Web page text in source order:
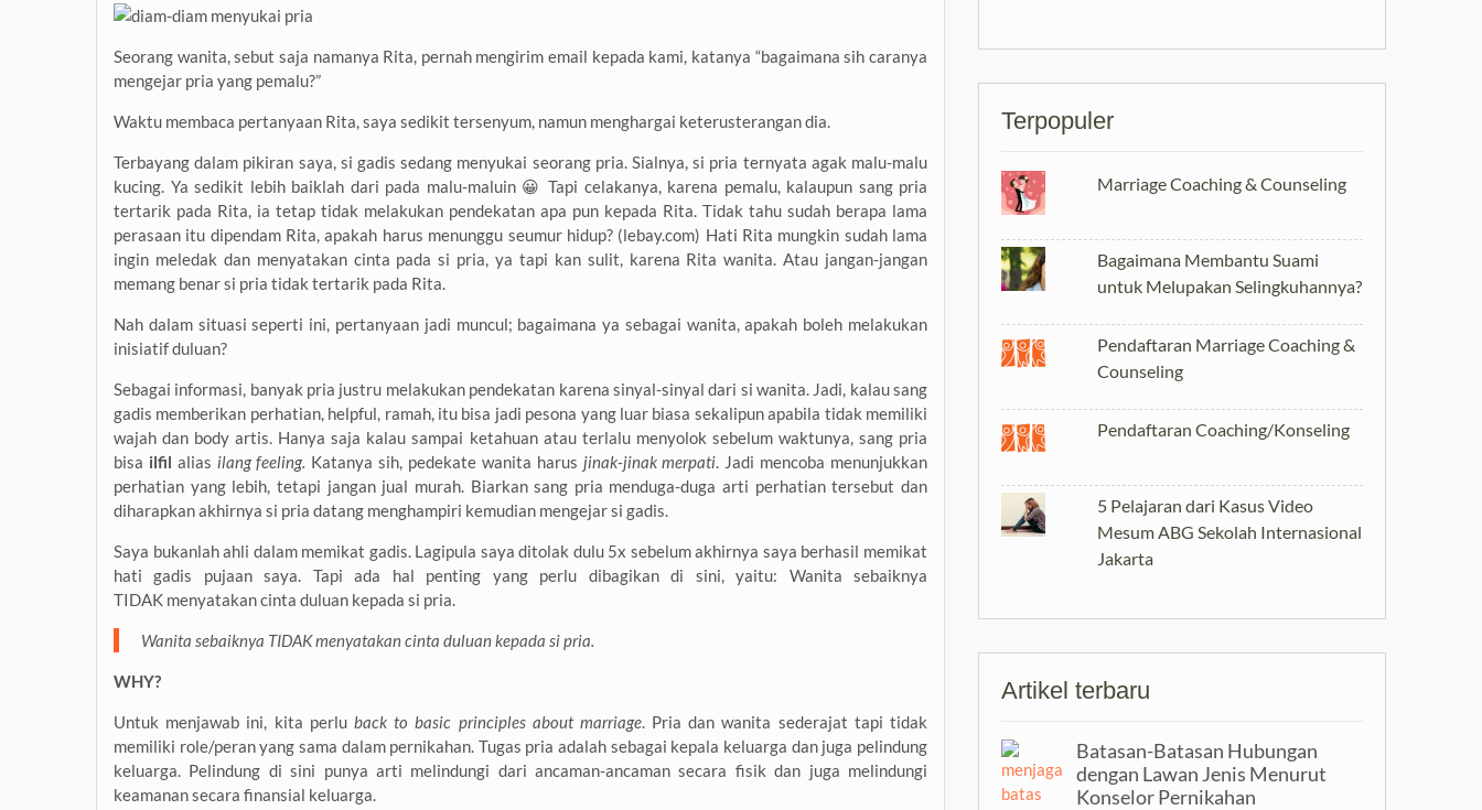
Seorang wanita, sebut saja namanya Rita, pernah mengirim email kepada kami, katanya “bagaimana sih caranya
mengejar pria yang pemalu?”
Waktu membaca pertanyaan Rita, saya sedikit tersenyum, namun menghargai keterusterangan dia.
Terbayang dalam pikiran saya, si gadis sedang menyukai seorang pria. Sialnya, si pria ternyata agak malu-malu
kucing. Ya sedikit lebih baiklah dari pada malu-maluin 😀 Tapi celakanya, karena pemalu, kalaupun sang pria
tertarik pada Rita, ia tetap tidak melakukan pendekatan apa pun kepada Rita. Tidak tahu sudah berapa lama
perasaan itu dipendam Rita, apakah harus menunggu seumur hidup? (lebay.com) Hati Rita mungkin sudah lama
ingin meledak dan menyatakan cinta pada si pria, ya tapi kan sulit, karena Rita wanita. Atau jangan-jangan
memang benar si pria tidak tertarik pada Rita.
Nah dalam situasi seperti ini, pertanyaan jadi muncul; bagaimana ya sebagai wanita, apakah boleh melakukan
inisiatif duluan?
Sebagai informasi, banyak pria justru melakukan pendekatan karena sinyal-sinyal dari si wanita. Jadi, kalau sang
gadis memberikan perhatian, helpful, ramah, itu bisa jadi pesona yang luar biasa sekalipun apabila tidak memiliki
wajah dan body artis. Hanya saja kalau sampai ketahuan atau terlalu menyolok sebelum waktunya, sang pria
bisa ilfil alias ilang feeling. Katanya sih, pedekate wanita harus jinak-jinak merpati. Jadi mencoba menunjukkan
perhatian yang lebih, tetapi jangan jual murah. Biarkan sang pria menduga-duga arti perhatian tersebut dan
diharapkan akhirnya si pria datang menghampiri kemudian mengejar si gadis.
Saya bukanlah ahli dalam memikat gadis. Lagipula saya ditolak dulu 5x sebelum akhirnya saya berhasil memikat
hati gadis pujaan saya. Tapi ada hal penting yang perlu dibagikan di sini, yaitu: Wanita sebaiknya
TIDAK menyatakan cinta duluan kepada si pria.
Wanita sebaiknya TIDAK menyatakan cinta duluan kepada si pria.
WHY?
Untuk menjawab ini, kita perlu back to basic principles about marriage. Pria dan wanita sederajat tapi tidak
memiliki role/peran yang sama dalam pernikahan. Tugas pria adalah sebagai kepala keluarga dan juga pelindung
keluarga. Pelindung di sini punya arti melindungi dari ancaman-ancaman secara fisik dan juga melindungi
keamanan secara finansial keluarga.
Terpopuler
Marriage Coaching & Counseling
Bagaimana Membantu Suami
untuk Melupakan Selingkuhannya?
Pendaftaran Marriage Coaching &
Counseling
Pendaftaran Coaching/Konseling
5 Pelajaran dari Kasus Video
Mesum ABG Sekolah Internasional
Jakarta
Artikel terbaru
Batasan-Batasan Hubungan
dengan Lawan Jenis Menurut
Konselor Pernikahan